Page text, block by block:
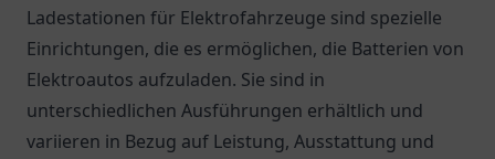
Ladestationen für Elektrofahrzeuge sind spezielle
Einrichtungen, die es ermöglichen, die Batterien von
Elektroautos aufzuladen. Sie sind in
unterschiedlichen Ausführungen erhältlich und
variieren in Bezug auf Leistung, Ausstattung und